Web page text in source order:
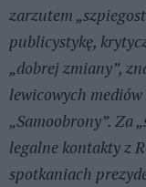
zarzutem
publicystykę,
„dobrej zmiany”,
lewicowych
„Samoobrony”. Za
legalne kontakty z
spotkaniach